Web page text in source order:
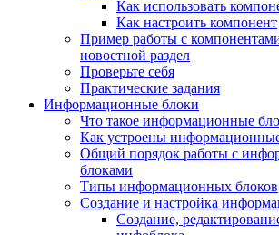
Как использовать
Как настроить компонент
Пример работы с
новостной раздел
Проверьте себя
Практические задания
Информационные блоки
Что такое информационные
Как устроены
Общий порядок работы с
блоками
Типы информационных блоков
Создание и настройка
Создание,